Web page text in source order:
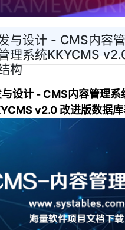
与设计 - CMS内容
理系统KKYCMS
构
设计 - CMS内容管理系
v2.0 改进版数据